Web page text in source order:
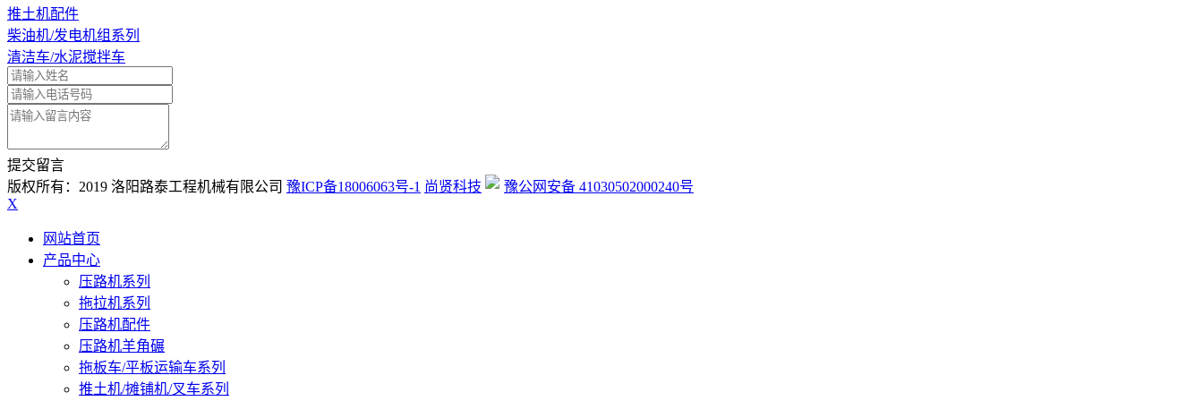
推土机配件
柴油机/发电机组系列
清洁车/水泥搅拌车
提交留言
版权所有：2019 洛阳路泰工程机械有限公司 豫ICP备18006063号-1 尚贤科技
豫公网安备 41030502000240号
X
网站首页
产品中心
压路机系列
拖拉机系列
压路机配件
压路机羊角碾
拖板车/平板运输车系列
推土机/摊铺机/叉车系列